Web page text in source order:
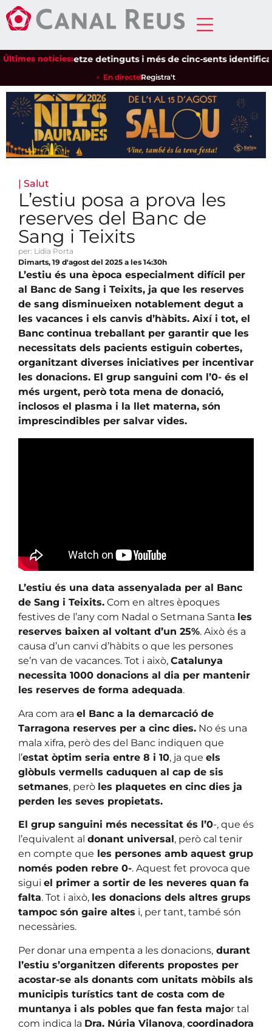
Últimes notícies:Setze detinguts i més de cinc-sents identificats
En directeRegistra't
| Salut
L’estiu posa a prova les
reserves del Banc de
Sang i Teixits
per: Lídia Porta
Dimarts, 19 d'agost del 2025 a les 14:30h
L’estiu és una època especialment difícil per
al Banc de Sang i Teixits, ja que les reserves
de sang disminueixen notablement degut a
les vacances i els canvis d’hàbits. Així i tot, el
Banc continua treballant per garantir que les
necessitats dels pacients estiguin cobertes,
organitzant diverses iniciatives per incentivar
les donacions. El grup sanguini com l’0- és el
més urgent, però tota mena de donació,
inclosos el plasma i la llet materna, són
imprescindibles per salvar vides.
L’estiu és una data assenyalada per al Banc
de Sang i Teixits. Com en altres èpoques
festives de l’any com Nadal o Setmana Santa les
reserves baixen al voltant d’un 25%. Això és a
causa d’un canvi d’hàbits o que les persones
se’n van de vacances. Tot i això, Catalunya
necessita 1000 donacions al dia per mantenir
les reserves de forma adequada.
Ara com ara el Banc a la demarcació de
Tarragona reserves per a cinc dies. No és una
mala xifra, però des del Banc indiquen que
l’estat òptim seria entre 8 i 10, ja que els
glòbuls vermells caduquen al cap de sis
setmanes, però les plaquetes en cinc dies ja
perden les seves propietats.
El grup sanguini més necessitat és l’0-, que és
l’equivalent al donant universal, però cal tenir
en compte que les persones amb aquest grup
només poden rebre 0-. Aquest fet provoca que
sigui el primer a sortir de les neveres quan fa
falta. Tot i això, les donacions dels altres grups
tampoc són gaire altes i, per tant, també són
necessàries.
Per donar una empenta a les donacions, durant
l’estiu s’organitzen diferents propostes per
acostar-se als donants com unitats mòbils als
municipis turístics tant de costa com de
muntanya i als pobles que fan festa major tal
com indica la Dra. Núria Vilanova, coordinadora